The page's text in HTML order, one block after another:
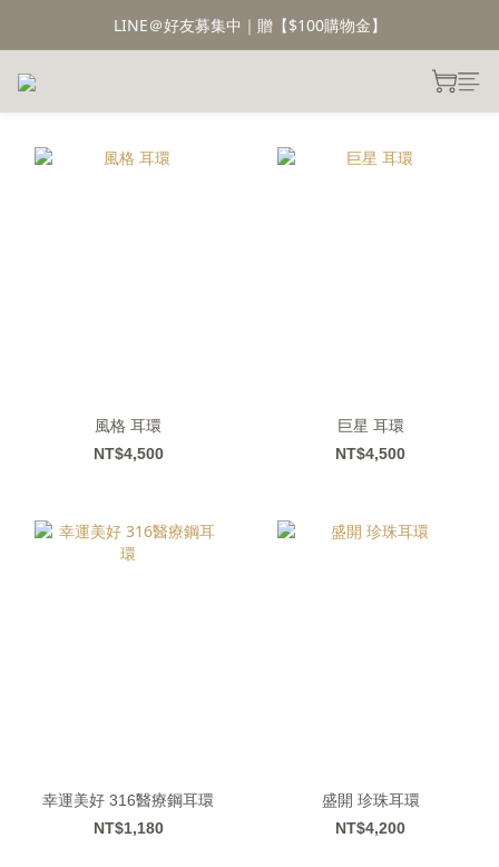
LINE＠好友募集中｜贈【$100購物金】
風格 耳環
NT$4,500
巨星 耳環
NT$4,500
幸運美好 316醫療鋼耳環
NT$1,180
盛開 珍珠耳環
NT$4,200